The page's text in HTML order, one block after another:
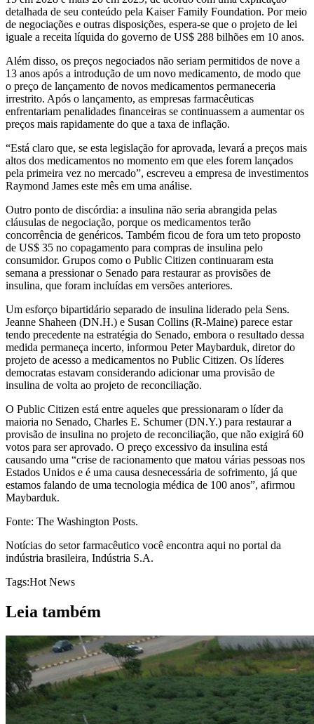
detalhada de seu conteúdo pela Kaiser Family Foundation. Por meio
de negociações e outras disposições, espera-se que o projeto de lei
iguale a receita líquida do governo de US$ 288 bilhões em 10 anos.
Além disso, os preços negociados não seriam permitidos de nove a
13 anos após a introdução de um novo medicamento, de modo que
o preço de lançamento de novos medicamentos permaneceria
irrestrito. Após o lançamento, as empresas farmacêuticas
enfrentariam penalidades financeiras se continuassem a aumentar os
preços mais rapidamente do que a taxa de inflação.
“Está claro que, se esta legislação for aprovada, levará a preços mais
altos dos medicamentos no momento em que eles forem lançados
pela primeira vez no mercado”, escreveu a empresa de investimentos
Raymond James este mês em uma análise.
Outro ponto de discórdia: a insulina não seria abrangida pelas
cláusulas de negociação, porque os medicamentos terão
concorrência de genéricos. Também ficou de fora um teto proposto
de US$ 35 no copagamento para compras de insulina pelo
consumidor. Grupos como o Public Citizen continuaram esta
semana a pressionar o Senado para restaurar as provisões de
insulina, que foram incluídas em versões anteriores.
Um esforço bipartidário separado de insulina liderado pela Sens.
Jeanne Shaheen (DN.H.) e Susan Collins (R-Maine) parece estar
tendo precedente na estratégia do Senado, embora o resultado dessa
medida permaneça incerto, informou Peter Maybarduk, diretor do
projeto de acesso a medicamentos no Public Citizen. Os líderes
democratas estavam considerando adicionar uma provisão de
insulina de volta ao projeto de reconciliação.
O Public Citizen está entre aqueles que pressionaram o líder da
maioria no Senado, Charles E. Schumer (DN.Y.) para restaurar a
provisão de insulina no projeto de reconciliação, que não exigirá 60
votos para ser aprovado. O preço excessivo da insulina está
causando uma “crise de racionamento que matou várias pessoas nos
Estados Unidos e é uma causa desnecessária de sofrimento, já que
estamos falando de uma tecnologia médica de 100 anos”, afirmou
Maybarduk.
Fonte: The Washington Posts.
Notícias do setor farmacêutico você encontra aqui no portal da
indústria brasileira, Indústria S.A.
Tags:Hot News
Leia também